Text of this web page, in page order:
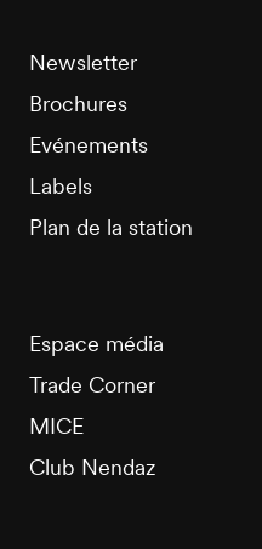
Newsletter
Brochures
Evénements
Labels
Plan de la station
Espace média
Trade Corner
MICE
Club Nendaz